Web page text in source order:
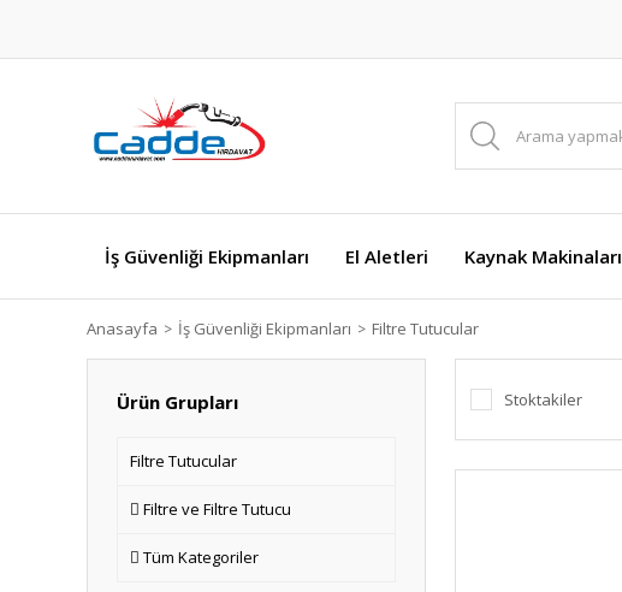
İş Güvenliği Ekipmanları El Aletleri Kaynak Makinaları
Anasayfa İş Güvenliği Ekipmanları Filtre Tutucular
Ürün Grupları
Filtre Tutucular
Filtre ve Filtre Tutucu
Tüm Kategoriler
Stoktakiler